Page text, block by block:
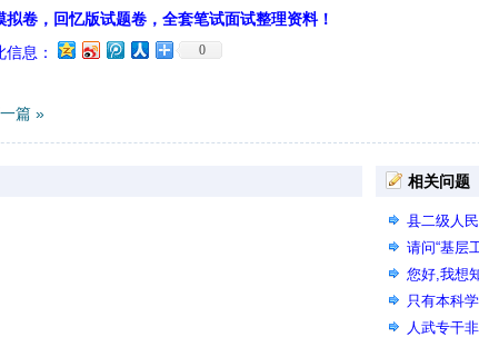
拟卷，回忆版试题卷，全套笔试面试整理资料！
息：
0
篇 »
相关问题
县二级人
请问“基层
算基层工
您好,我想
只有本科
人武专干